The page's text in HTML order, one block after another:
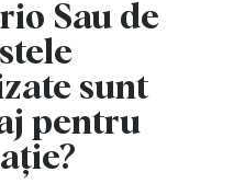
Sau de
sunt
pentru